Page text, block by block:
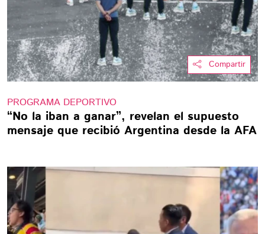
Compartir
PROGRAMA DEPORTIVO
“No la iban a ganar”, revelan el supuesto
mensaje que recibió Argentina desde la AFA